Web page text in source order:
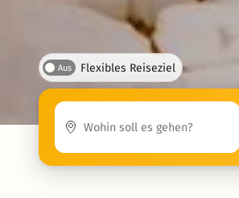
Aus Flexibles Reiseziel